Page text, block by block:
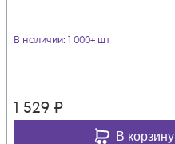
В наличии: 1 000+ шт
1 529 ₽
В корзину